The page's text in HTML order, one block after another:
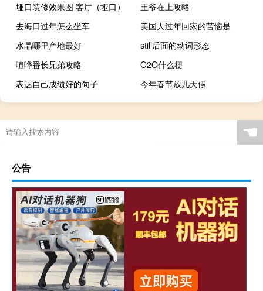
垭口装修效果图 客厅（垭口）
王爷在上攻略
去海口过年怎么坐车
美国人过年回家的苦恼是
水晶哪里产地最好
still后面的动词形态
喧哗番长兄弟攻略
O2O什么梗
表达自己成绩好的句子
今年春节放几天假
☚
公告